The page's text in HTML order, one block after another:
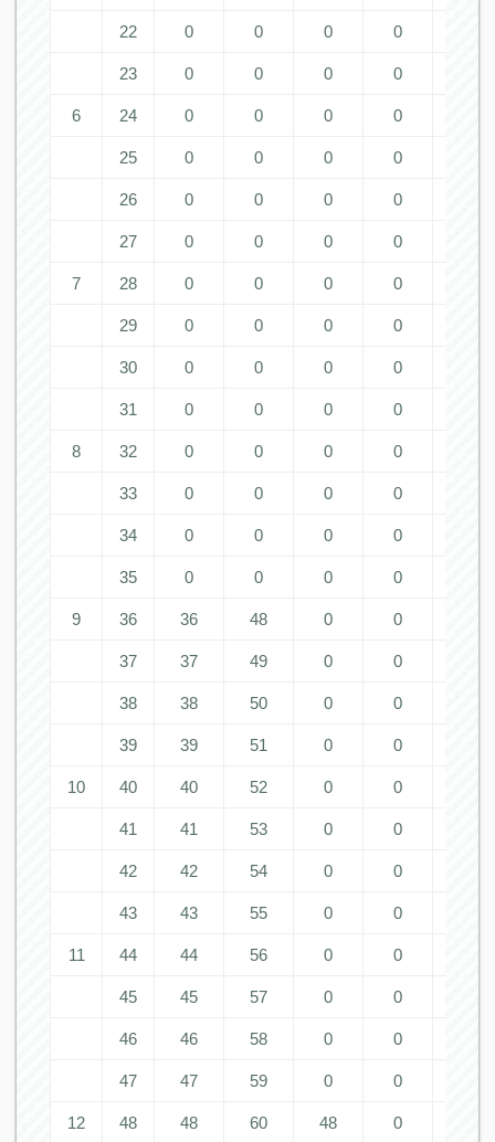
22 0 0 0 0
23 0 0 0 0
6 24 0 0 0 0
25 0 0 0 0
26 0 0 0 0
27 0 0 0 0
7 28 0 0 0 0
29 0 0 0 0
30 0 0 0 0
31 0 0 0 0
8 32 0 0 0 0
33 0 0 0 0
34 0 0 0 0
35 0 0 0 0
9 36 36 48 0 0
37 37 49 0 0
38 38 50 0 0
39 39 51 0 0
10 40 40 52 0 0
41 41 53 0 0
42 42 54 0 0
43 43 55 0 0
11 44 44 56 0 0
45 45 57 0 0
46 46 58 0 0
47 47 59 0 0
12 48 48 60 48 0